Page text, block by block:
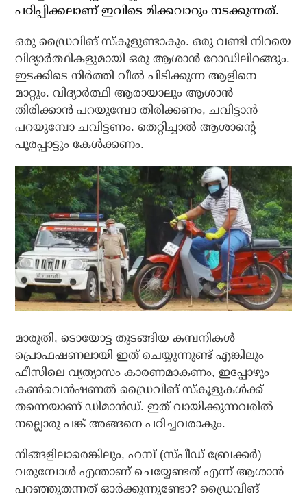
പഠിപ്പിക്കലാണ് ഇവിടെ മിക്കവാറും നടക്കുന്നത്.
ഒരു ഡ്രൈവിങ് സ്‌കൂളുണ്ടാകും. ഒരു വണ്ടി നിറയെ
വിദ്യാര്‍ത്ഥികളുമായി ഒരു ആശാന്‍ റോഡിലിറങ്ങും.
ഇടക്കിടെ നിര്‍ത്തി വീല്‍ പിടിക്കുന്ന ആളിനെ
മാറ്റും. വിദ്യാര്‍ത്ഥി ആരായാലും ആശാന്‍
തിരിക്കാന്‍ പറയുമ്പോ തിരിക്കണം, ചവിട്ടാന്‍
പറയുമ്പോ ചവിട്ടണം. തെറ്റിച്ചാല്‍ ആശാന്റെ
പൂരപ്പാട്ടും കേള്‍ക്കണം.
മാരുതി, ടൊയോട്ട തുടങ്ങിയ കമ്പനികള്‍
പ്രൊഫഷണലായി ഇത് ചെയ്യുന്നുണ്ട് എങ്കിലും
ഫീസിലെ വ്യത്യാസം കാരണമാകണം, ഇപ്പോഴും
കണ്‍വെന്‍ഷണല്‍ ഡ്രൈവിങ് സ്‌കൂളുകള്‍ക്ക്
തന്നെയാണ് ഡിമാന്‍ഡ്. ഇത് വായിക്കുന്നവരില്‍
നല്ലൊരു പങ്ക് അങ്ങനെ പഠിച്ചവരാകും.
നിങ്ങളിലാരെങ്കിലും, ഹമ്പ് (സ്പീഡ് ബ്രേക്കര്‍)
വരുമ്പോള്‍ എന്താണ് ചെയ്യേണ്ടത് എന്ന് ആശാന്‍
പറഞ്ഞുതന്നത് ഓര്‍ക്കുന്നുണ്ടോ? ഡ്രൈവിങ്